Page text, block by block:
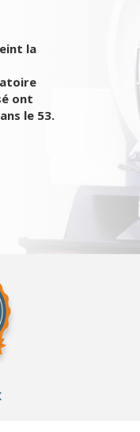
la
ont
le 53.